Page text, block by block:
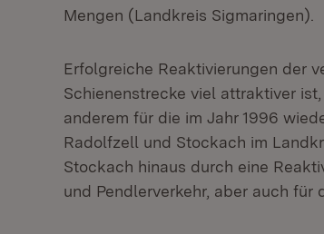
Mengen (Landkreis Sigmaringen).
Erfolgreiche Reaktivierungen der
Schienenstrecke viel attraktiver
anderem für die im Jahr 1996
Radolfzell und Stockach im
Stockach hinaus durch eine
und Pendlerverkehr, aber auch für